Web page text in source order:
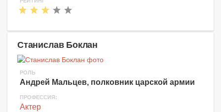
Станислав Боклан
РОЛЬ
Андрей Мальцев, полковник царской армии
ПРОФЕССИЯ:
Актер